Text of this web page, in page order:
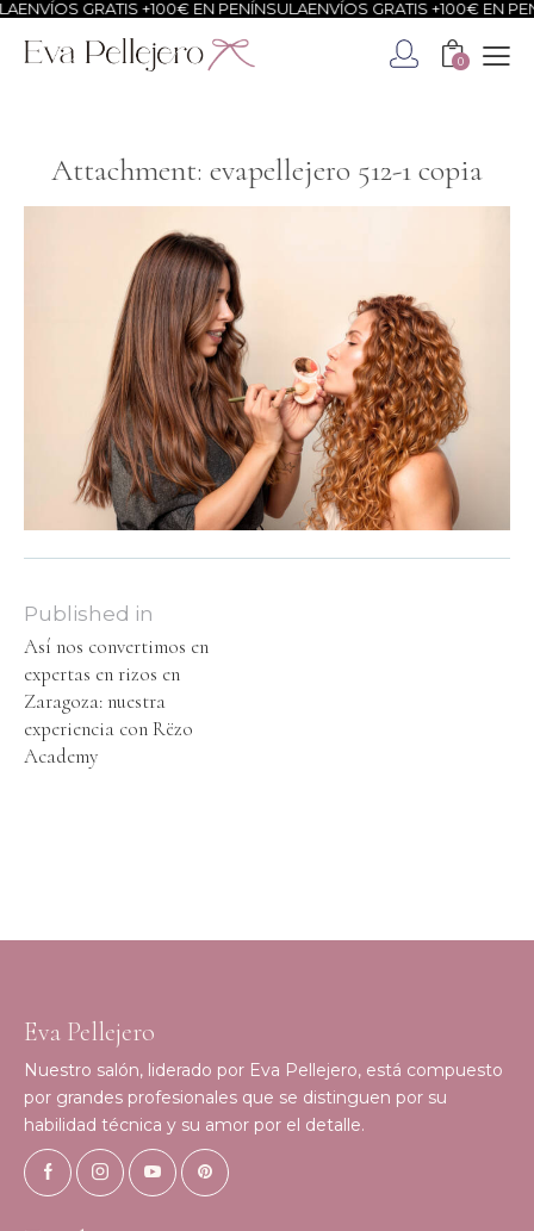
ENVÍOS GRATIS +100€ EN PENÍNSULAENVÍOS GRATIS +100€ EN
0
Attachment: evapellejero 512-1 copia
Published in
Así nos convertimos en
expertas en rizos en
Zaragoza: nuestra
experiencia con Rëzo
Academy
Eva Pellejero
Nuestro salón, liderado por Eva Pellejero, está compuesto
por grandes profesionales que se distinguen por su
habilidad técnica y su amor por el detalle.